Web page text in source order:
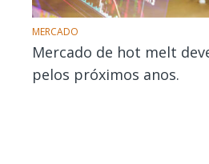
MERCADO
Mercado de hot melt
pelos próximos anos.